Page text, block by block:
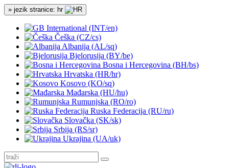
» jezik stranice: hr
International (INT/en)
Češka (CZ/cs)
Albanija (AL/sq)
Bjelorusija (BY/be)
Bosna i Hercegovina (BH/bs)
Hrvatska (HR/hr)
Kosovo (KO/sq)
Mađarska (HU/hu)
Rumunjska (RO/ro)
Ruska Federacija (RU/ru)
Slovačka (SK/sk)
Srbija (RS/sr)
Ukrajina (UA/uk)